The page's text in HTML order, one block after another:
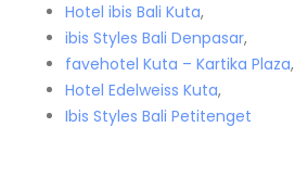
Hotel ibis Bali Kuta,
ibis Styles Bali Denpasar,
favehotel Kuta – Kartika Plaza,
Hotel Edelweiss Kuta,
Ibis Styles Bali Petitenget